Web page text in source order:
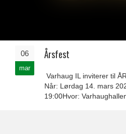
06
mar
Årsfest
Varhaug IL inviterer til
Når: Lørdag 14. mars
19:00Hvor: Varhaughallen